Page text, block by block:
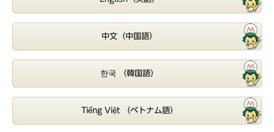
中文（中国語）
한국 （韓国語）
Tiếng Việt （ベトナム語）